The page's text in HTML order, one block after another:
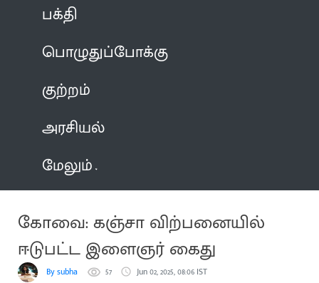
பக்தி
பொழுதுப்போக்கு
குற்றம்
அரசியல்
மேலும்
கோவை: கஞ்சா விற்பனையில்
ஈடுபட்ட இளைஞர் கைது
By subha 57 Jun 02, 2025, 08:06 IST